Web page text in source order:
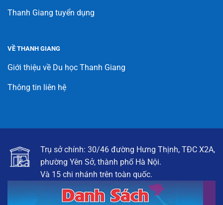
Thanh Giang tuyển dụng
VỀ THANH GIANG
Giới thiệu về Du học Thanh Giang
Thông tin liên hệ
Trụ sở chính: 30/46 đường Hưng Thịnh, TĐC X2A,
phường Yên Sở, thành phố Hà Nội.
Và 15 chi nhánh trên toàn quốc.